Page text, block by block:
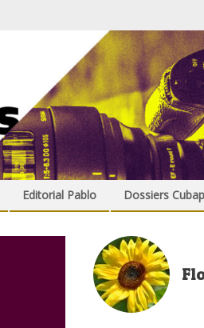
Editorial Pablo Dossiers